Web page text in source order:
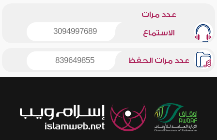
عدد مرات
الاستماع 3094997689
عدد مرات الحفظ 839649855